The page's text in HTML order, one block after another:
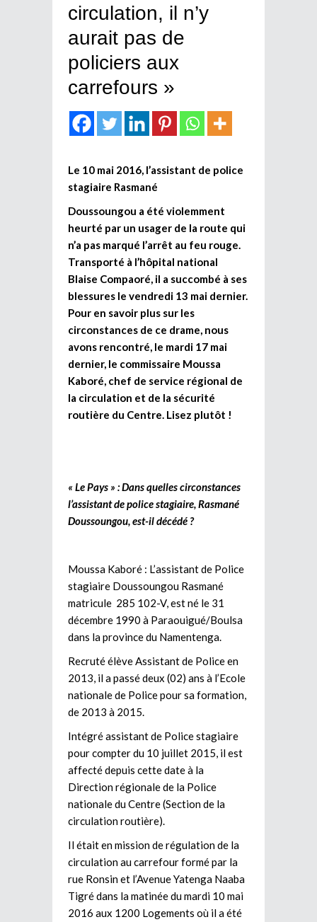
circulation, il n’y
aurait pas de
policiers aux
carrefours »
Le 10 mai 2016, l’assistant de police
stagiaire Rasmané
Doussoungou a été violemment
heurté par un usager de la route qui
n’a pas marqué l’arrêt au feu rouge.
Transporté à l’hôpital national
Blaise Compaoré, il a succombé à ses
blessures le vendredi 13 mai dernier.
Pour en savoir plus sur les
circonstances de ce drame, nous
avons rencontré, le mardi 17 mai
dernier, le commissaire Moussa
Kaboré, chef de service régional de
la circulation et de la sécurité
routière du Centre. Lisez plutôt !
« Le Pays » : Dans quelles circonstances
l’assistant de police stagiaire, Rasmané
Doussoungou, est-il décédé ?
Moussa Kaboré : L’assistant de Police
stagiaire Doussoungou Rasmané
matricule 285 102-V, est né le 31
décembre 1990 à Paraouigué/Boulsa
dans la province du Namentenga.
Recruté élève Assistant de Police en
2013, il a passé deux (02) ans à l’Ecole
nationale de Police pour sa formation,
de 2013 à 2015.
Intégré assistant de Police stagiaire
pour compter du 10 juillet 2015, il est
affecté depuis cette date à la
Direction régionale de la Police
nationale du Centre (Section de la
circulation routière).
Il était en mission de régulation de la
circulation au carrefour formé par la
rue Ronsin et l’Avenue Yatenga Naaba
Tigré dans la matinée du mardi 10 mai
2016 aux 1200 Logements où il a été